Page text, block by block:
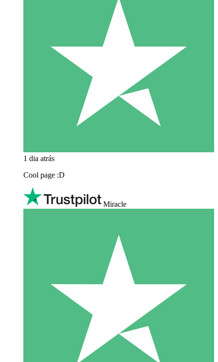
1 dia atrás
Cool page :D
Miracle